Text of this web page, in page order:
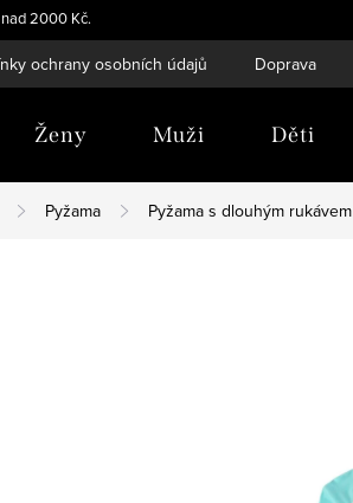
2000 Kč.
ochrany osobních údajů Doprava
Ženy Muži Děti
Pyžama Pyžama s dlouhým rukávem